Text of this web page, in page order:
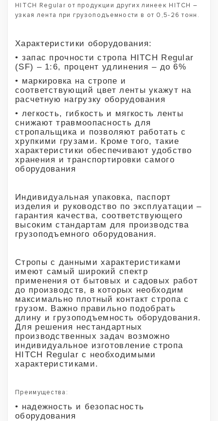
HITCH Regular от продукции других линеек HITCH –
узкая лента при грузоподъемности в от 0,5-26 тонн.
Характеристики оборудования:
• запас прочности стропа HITCH Regular
(SF) – 1:6, процент удлинения – до 6%
• маркировка на стропе и
соответствующий цвет ленты укажут на
расчетную нагрузку оборудования
• легкость, гибкость и мягкость ленты
снижают травмоопасность для
стропальщика и позволяют работать с
хрупкими грузами. Кроме того, такие
характеристики обеспечивают удобство
хранения и транспортировки самого
оборудования
Индивидуальная упаковка, паспорт
изделия и руководство по эксплуатации –
гарантия качества, соответствующего
высоким стандартам для производства
грузоподъемного оборудования.
Стропы с данными характеристиками
имеют самый широкий спектр
применения от бытовых и садовых работ
до производств, в которых необходим
максимально плотный контакт стропа с
грузом. Важно правильно подобрать
длину и грузоподъемность оборудования.
Для решения нестандартных
производственных задач возможно
индивидуальное изготовление стропа
HITCH Regular с необходимыми
характеристиками.
Преимущества:
• надежность и безопасность
оборудования